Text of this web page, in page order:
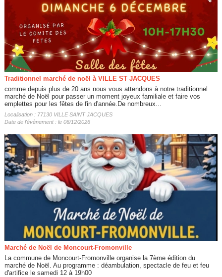
Traditionnel marché de noël à VILLE ST JACQUES
comme depuis plus de 20 ans nous vous attendons à notre traditionnel
marché de Noël pour passer un moment joyeux familiale et faire vos
emplettes pour les fêtes de fin d'année.De nombreux...
Localisation : 77130 VILLE SAINT JACQUES
Date de l'évènement : le 06/12/2026
Marché de Noël de Moncourt-Fromonville
La commune de Moncourt-Fromonville organise la 7ème édition du
marché de Noël. Au programme : déambulation, spectacle de feu et feu
d'artifice le samedi 12 à 19h00